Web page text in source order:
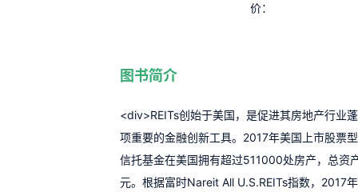
价：
图书简介
<div>REITs创始于美国，是促进其房地产行业
项重要的金融创新工具。2017年美国上市股票
信托基金在美国拥有超过511000处房产，总资
元。根据富时Nareit All U.S.REITs指数，2017